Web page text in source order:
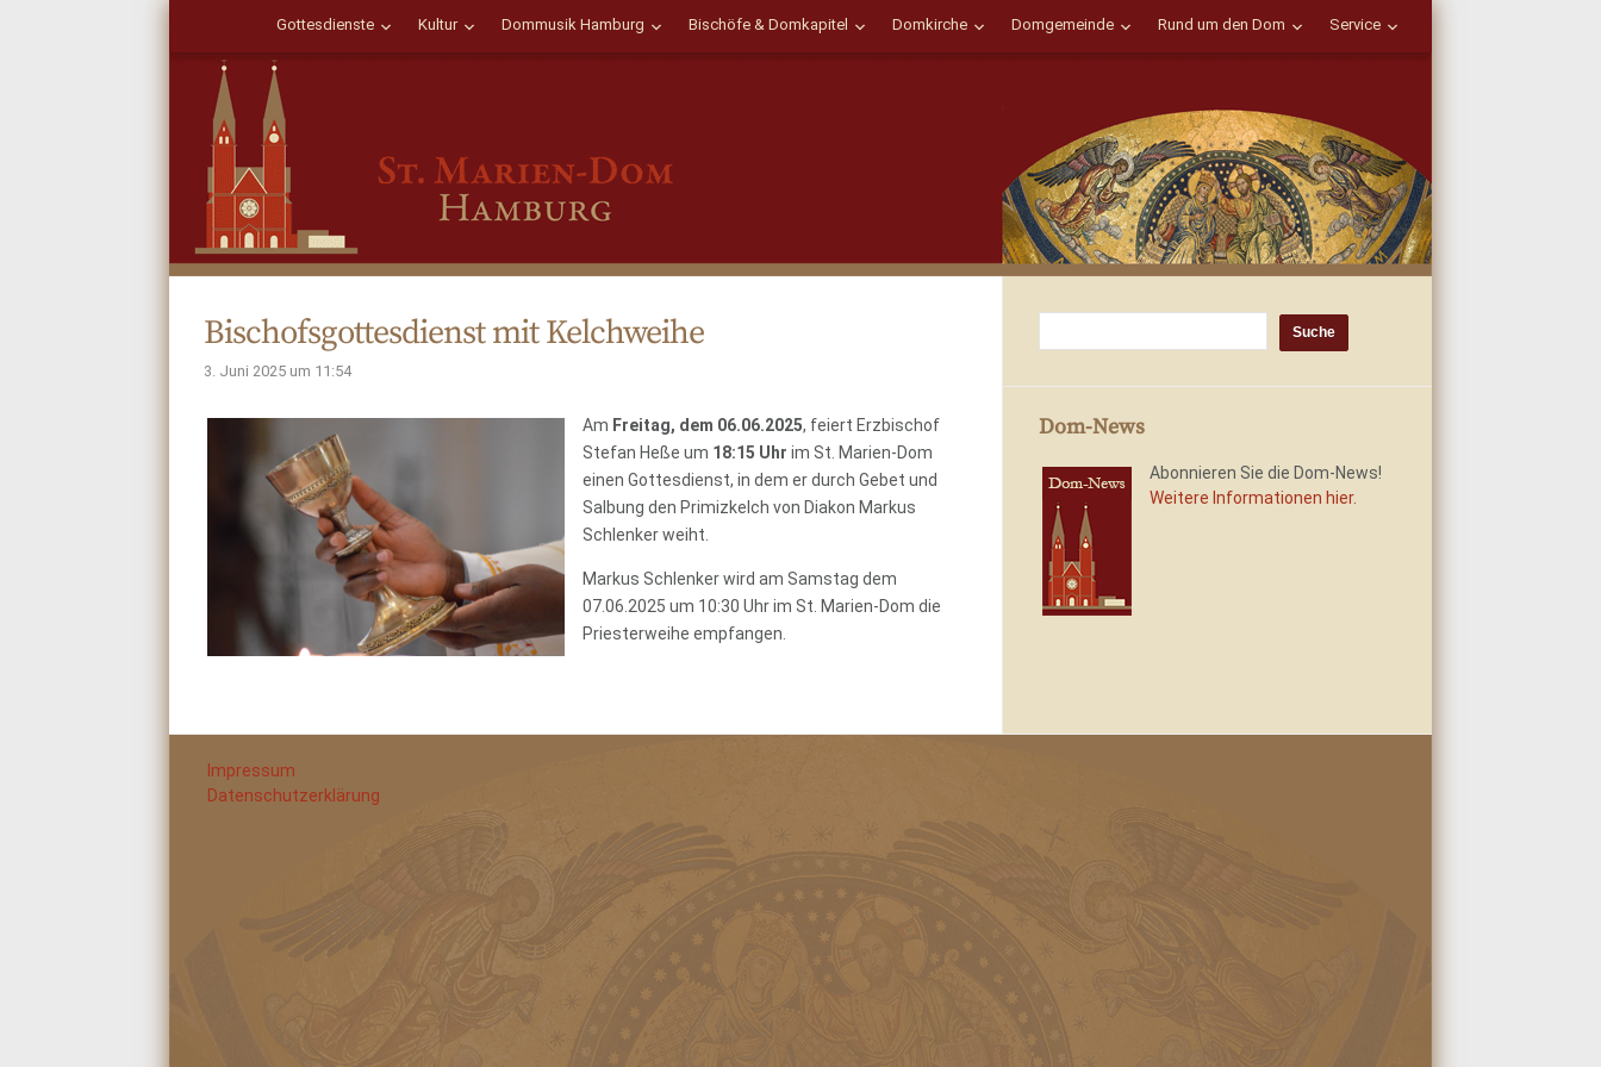
Gottesdienste Kultur Dommusik Hamburg Bischöfe & Domkapitel Domkirche Domgemeinde Rund um den Dom Service
Bischofsgottesdienst mit Kelchweihe
3. Juni 2025 um 11:54
Am Freitag, dem 06.06.2025, feiert Erzbischof
Stefan Heße um 18:15 Uhr im St. Marien-Dom
einen Gottesdienst, in dem er durch Gebet und
Salbung den Primizkelch von Diakon Markus
Schlenker weiht.
Markus Schlenker wird am Samstag dem
07.06.2025 um 10:30 Uhr im St. Marien-Dom die
Priesterweihe empfangen.
Dom-News
Abonnieren Sie die Dom-News!
Weitere Informationen hier.
Impressum
Datenschutzerklärung